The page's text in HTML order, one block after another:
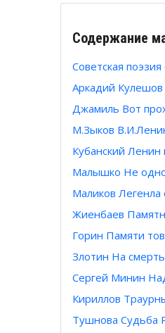
Содержание
Советская
Аркадий
Джамиль Вот
М.Зыков
Кубанский Ленин
Малышко Не
Маликов
Жиенбаев
Горин Памяти
Злотин На
Сергей Минин
Кириллов
Тушнова Судьба